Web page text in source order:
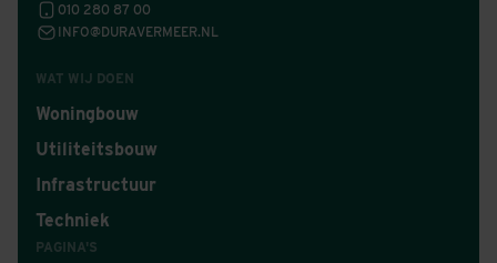
WAT WIJ DOEN
Woningbouw
Utiliteitsbouw
Infrastructuur
Techniek
PAGINA'S
010 280 87 00
INFO@DURAVERMEER.NL